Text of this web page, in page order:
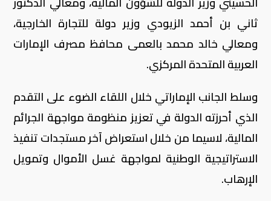
ثاني بن أحمد الزيودي وزير دولة للتجارة الخارجية،
ومعالي خالد محمد بالعمى محافظ مصرف الإمارات
العربية المتحدة المركزي.
وسلط الجانب الإماراتي خلال اللقاء الضوء على التقدم
الذي أحرزته الدولة في تعزيز منظومة مواجهة الجرائم
المالية، لاسيما من خلال استعراض آخر مستجدات تنفيذ
الاستراتيجية الوطنية لمواجهة غسل الأموال وتمويل
الإرهاب.